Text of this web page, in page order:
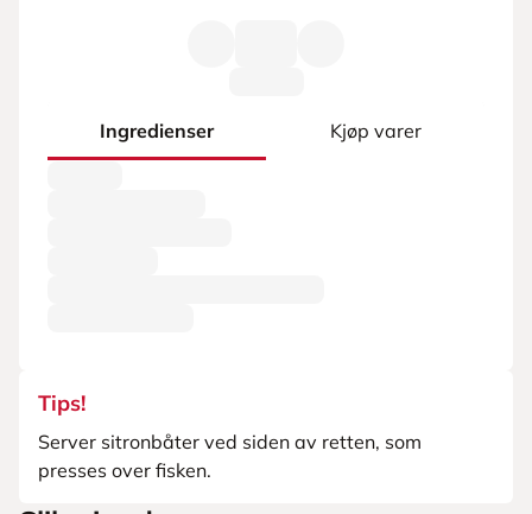
Ingredienser Kjøp varer
Tips!
Server sitronbåter ved siden av retten, som
presses over fisken.